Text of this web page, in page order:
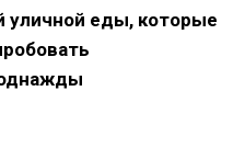
уличной еды, которые